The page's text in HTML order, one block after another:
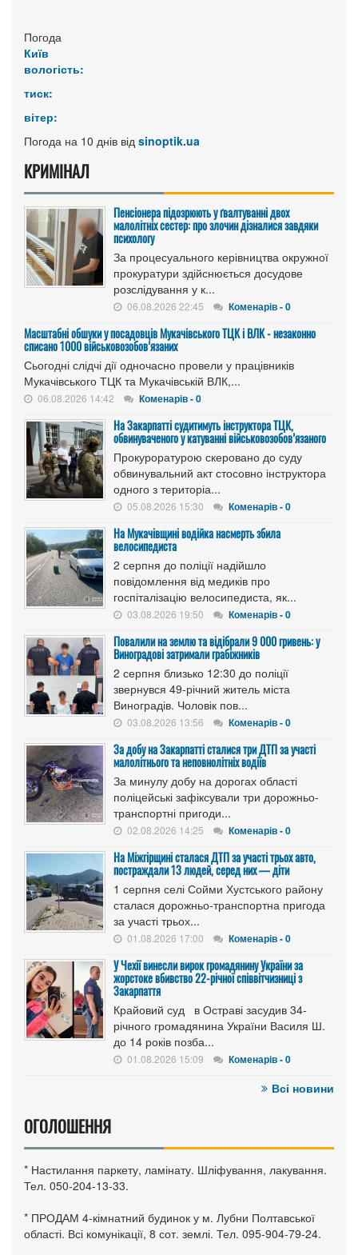
Погода
Київ
вологість:
тиск:
вітер:
Погода на 10 днів від sinoptik.ua
КРИМІНАЛ
Пенсіонера підозрюють у ґвалтуванні двох
малолітніх сестер: про злочин дізналися завдяки
психологу
За процесуального керівництва окружної
прокуратури здійснюється досудове
розслідування у к...
06.08.2026 22:45 Коменарів - 0
Масштабні обшуки у посадовців Мукачівського ТЦК і ВЛК - незаконно
списано 1000 військовозобов’язаних
Сьогодні слідчі дії одночасно провели у працівників
Мукачівського ТЦК та Мукачівській ВЛК,...
06.08.2026 14:42 Коменарів - 0
На Закарпатті судитимуть інструктора ТЦК,
обвинуваченого у катуванні військовозобов’язаного
Прокуроратурою скеровано до суду
обвинувальний акт стосовно інструктора
одного з територіа...
05.08.2026 15:30 Коменарів - 0
На Мукачівщині водійка насмерть збила
велосипедиста
2 серпня до поліції надійшло
повідомлення від медиків про
госпіталізацію велосипедиста, як...
03.08.2026 19:50 Коменарів - 0
Повалили на землю та відібрали 9 000 гривень: у
Виноградові затримали грабіжників
2 серпня близько 12:30 до поліції
звернувся 49-річний житель міста
Виноградів. Чоловік пов...
03.08.2026 13:56 Коменарів - 0
За добу на Закарпатті сталися три ДТП за участі
малолітнього та неповнолітніх водіїв
За минулу добу на дорогах області
поліцейські зафіксували три дорожньо-
транспортні пригоди...
02.08.2026 14:25 Коменарів - 0
На Міжгірщині сталася ДТП за участі трьох авто,
постраждали 13 людей, серед них — діти
1 серпня селі Сойми Хустського району
сталася дорожньо-транспортна пригода
за участі трьох...
01.08.2026 17:00 Коменарів - 0
У Чехії винесли вирок громадянину України за
жорстоке вбивство 22-річної співвітчизниці з
Закарпаття
Крайовий суд в Остраві засудив 34-
річного громадянина України Василя Ш.
до 14 років позба...
01.08.2026 15:09 Коменарів - 0
Всі новини
ОГОЛОШЕННЯ
* Настилання паркету, ламінату. Шліфування, лакування.
Тел. 050-204-13-33.
* ПРОДАМ 4-кімнатний будинок у м. Лубни Полтавської
області. Всі комунікації, 8 сот. землі. Тел. 095-904-79-24.